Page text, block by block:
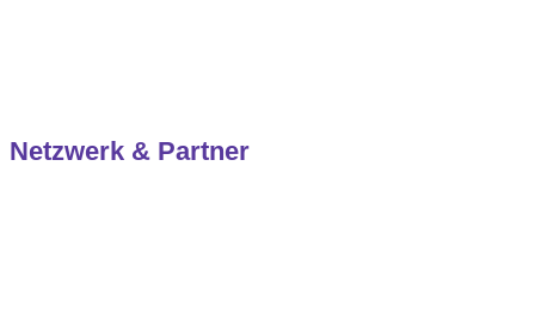
Netzwerk & Partner